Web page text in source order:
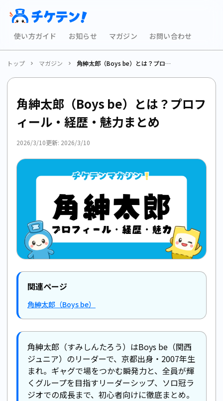
使い方ガイド お知らせ マガジン お問い合わせ
トップ マガジン 角紳太郎（Boys be）とは？プロフィール・経歴・魅力まとめ
角紳太郎（Boys be）とは？プロフ
ィール・経歴・魅力まとめ
2026/3/10更新: 2026/3/10
関連ページ
角紳太郎（Boys be）
角紳太郎（すみしんたろう）はBoys be（関西
ジュニア）のリーダーで、京都出身・2007年生
まれ。ギャグで場をつかむ瞬発力と、全員が輝
くグループを目指すリーダーシップ、ソロ冠ラ
ジオでの成長まで、初心者向けに徹底まとめ。